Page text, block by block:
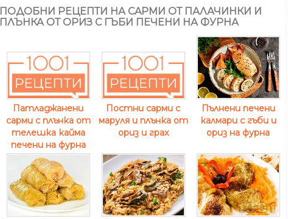
ПОДОБНИ РЕЦЕПТИ НА СAРМИ ОТ ПАЛАЧИНКИ И
ПЛЪНКА ОТ ОРИЗ С ГЪБИ ПЕЧЕНИ НА ФУРНА
Патладжанени
сарми с плънка от
телешка кайма
печени на фурна
Постни сарми с
маруля и плънка от
ориз и грах
Пълнени печени
калмари с гъби и
ориз на фурна